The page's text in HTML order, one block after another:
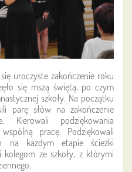
uroczyste zakończenie roku
się mszą świętą, po czym
szkoły. Na początku
parę słów na zakończenie
podziękowania
pracę. Podziękowali
na każdym etapie ścieżki
ze szkoły, z którymi